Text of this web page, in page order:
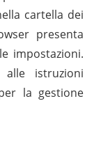
cartella dei
presenta
impostazioni.
istruzioni
la gestione